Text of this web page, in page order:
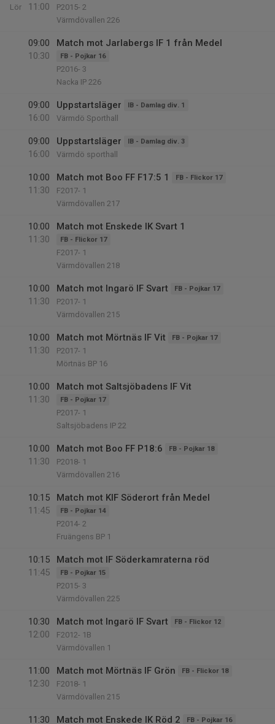
Lör
11:00
P2015- 2
Värmdövallen 226
09:00
10:30
Match mot Jarlabergs IF 1 från Medel
FB - Pojkar 16
P2016- 3
Nacka IP 226
09:00
16:00
Uppstartsläger IB - Damlag div. 1
Värmdö Sporthall
09:00
16:00
Uppstartsläger IB - Damlag div. 3
Värmdö sporthall
10:00
11:30
Match mot Boo FF F17:5 1 FB - Flickor 17
F2017- 1
Värmdövallen 217
10:00
11:30
Match mot Enskede IK Svart 1
FB - Flickor 17
F2017- 1
Värmdövallen 218
10:00
11:30
Match mot Ingarö IF Svart FB - Pojkar 17
P2017- 1
Värmdövallen 215
10:00
11:30
Match mot Mörtnäs IF Vit FB - Pojkar 17
P2017- 1
Mörtnäs BP 16
10:00
11:30
Match mot Saltsjöbadens IF Vit
FB - Pojkar 17
P2017- 1
Saltsjöbadens IP 22
10:00
11:30
Match mot Boo FF P18:6 FB - Pojkar 18
P2018- 1
Värmdövallen 216
10:15
11:45
Match mot KIF Söderort från Medel
FB - Pojkar 14
P2014- 2
Fruängens BP 1
10:15
11:45
Match mot IF Söderkamraterna röd
FB - Pojkar 15
P2015- 3
Värmdövallen 225
10:30
12:00
Match mot Ingarö IF Svart FB - Flickor 12
F2012- 1B
Värmdövallen 1
11:00
12:30
Match mot Mörtnäs IF Grön FB - Flickor 18
F2018- 1
Värmdövallen 215
11:30
Match mot Enskede IK Röd 2 FB - Pojkar 16